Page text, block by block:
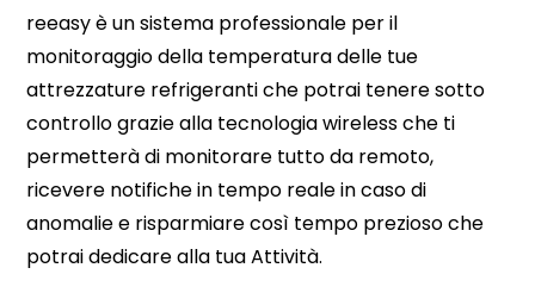
reeasy è un sistema professionale per il
monitoraggio della temperatura delle tue
attrezzature refrigeranti che potrai tenere sotto
controllo grazie alla tecnologia wireless che ti
permetterà di monitorare tutto da remoto,
ricevere notifiche in tempo reale in caso di
anomalie e risparmiare così tempo prezioso che
potrai dedicare alla tua Attività.